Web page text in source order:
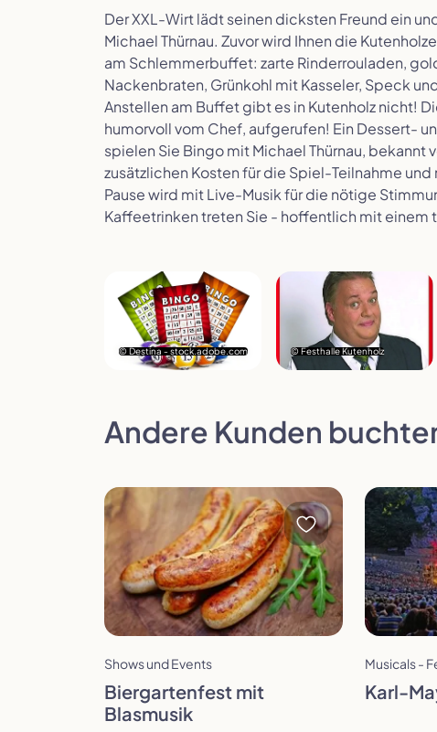
Zur vorherigen Seite in der Slideshow
Dauer
Der XXL-Wirt lädt seinen dicksten Freund ein
Michael Thürnau. Zuvor wird Ihnen die
am Schlemmerbuffet: zarte Rinderrouladen,
Nackenbraten, Grünkohl mit Kasseler, Speck
Anstellen am Buffet gibt es in Kutenholz nicht!
humorvoll vom Chef, aufgerufen! Ein Dessert-
spielen Sie Bingo mit Michael Thürnau, bekannt
zusätzlichen Kosten für die Spiel-Teilnahme
Pause wird mit Live-Musik für die nötige
Kaffeetrinken treten Sie - hoffentlich mit einem
© Destina - stock.adobe.com © Festhalle Kutenholz
Andere Kunden
Reise öffnen
Shows und Events
Biergartenfest mit
Blasmusik
Reise
Musicals -
Karl-